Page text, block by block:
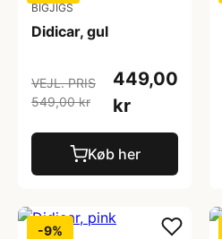
BIGJIGS
Didicar, gul
VEJL. PRIS
549,00 kr
449,00
kr
Køb her
-9%